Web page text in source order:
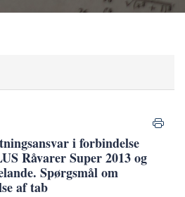
i forbindelse
Råvarer Super 2013 og
Spørgsmål om
af tab